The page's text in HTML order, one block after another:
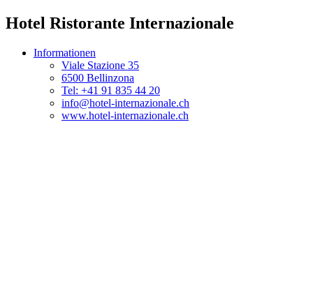
Hotel Ristorante Internazionale
Informationen
Viale Stazione 35
6500 Bellinzona
Tel: +41 91 835 44 20
info@hotel-internazionale.ch
www.hotel-internazionale.ch